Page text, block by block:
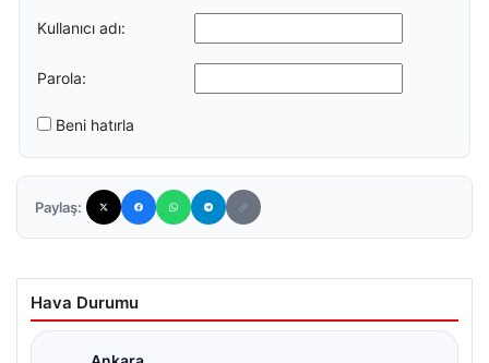
Kullanıcı adı:
Parola:
Beni hatırla
Paylaş:
Hava Durumu